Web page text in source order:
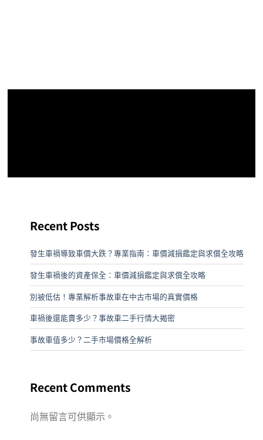
Recent Posts
發生車禍導致車價大跌？專業指南：車價減損鑑定與求償全攻略
發生車禍後的資產保全：車價減損鑑定與求償全攻略
別被低估！專業解析事故車在中古市場的真實價格
車禍後還能賣多少？事故車二手行情大揭密
事故車值多少？二手市場價格全解析
Recent Comments
尚無留言可供顯示。